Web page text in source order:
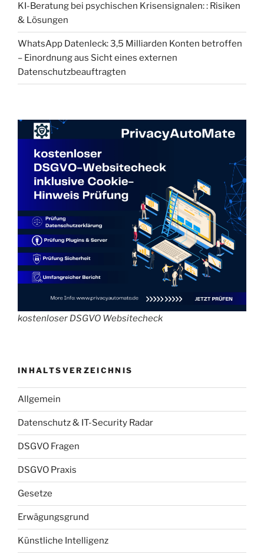
KI-Beratung bei psychischen Krisensignalen: : Risiken
& Lösungen
WhatsApp Datenleck: 3,5 Milliarden Konten betroffen
– Einordnung aus Sicht eines externen
Datenschutzbeauftragten
kostenloser DSGVO Websitecheck
INHALTSVERZEICHNIS
Allgemein
Datenschutz & IT-Security Radar
DSGVO Fragen
DSGVO Praxis
Gesetze
Erwägungsgrund
Künstliche Intelligenz